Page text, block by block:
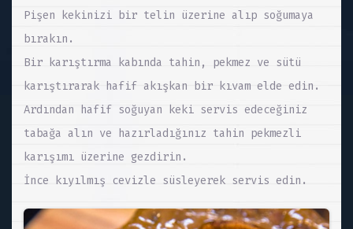
Pişen kekinizi bir telin üzerine alıp soğumaya
bırakın.
Bir karıştırma kabında tahin, pekmez ve sütü
karıştırarak hafif akışkan bir kıvam elde edin.
Ardından hafif soğuyan keki servis edeceğiniz
tabağa alın ve hazırladığınız tahin pekmezli
karışımı üzerine gezdirin.
İnce kıyılmış cevizle süsleyerek servis edin.